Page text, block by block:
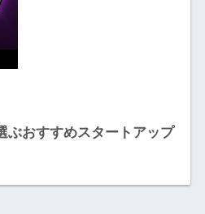
ぶおすすめスタートアップ